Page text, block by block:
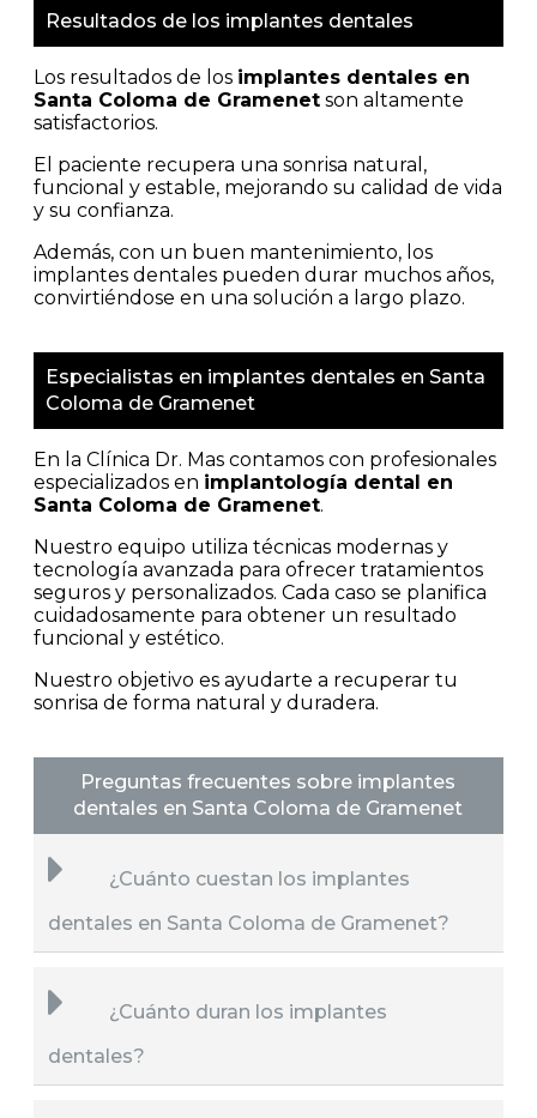
Resultados de los implantes dentales
Los resultados de los implantes dentales en
Santa Coloma de Gramenet son altamente
satisfactorios.
El paciente recupera una sonrisa natural,
funcional y estable, mejorando su calidad de vida
y su confianza.
Además, con un buen mantenimiento, los
implantes dentales pueden durar muchos años,
convirtiéndose en una solución a largo plazo.
Especialistas en implantes dentales en Santa
Coloma de Gramenet
En la Clínica Dr. Mas contamos con profesionales
especializados en implantología dental en
Santa Coloma de Gramenet.
Nuestro equipo utiliza técnicas modernas y
tecnología avanzada para ofrecer tratamientos
seguros y personalizados. Cada caso se planifica
cuidadosamente para obtener un resultado
funcional y estético.
Nuestro objetivo es ayudarte a recuperar tu
sonrisa de forma natural y duradera.
Preguntas frecuentes sobre implantes
dentales en Santa Coloma de Gramenet
¿Cuánto cuestan los implantes
dentales en Santa Coloma de Gramenet?
¿Cuánto duran los implantes
dentales?